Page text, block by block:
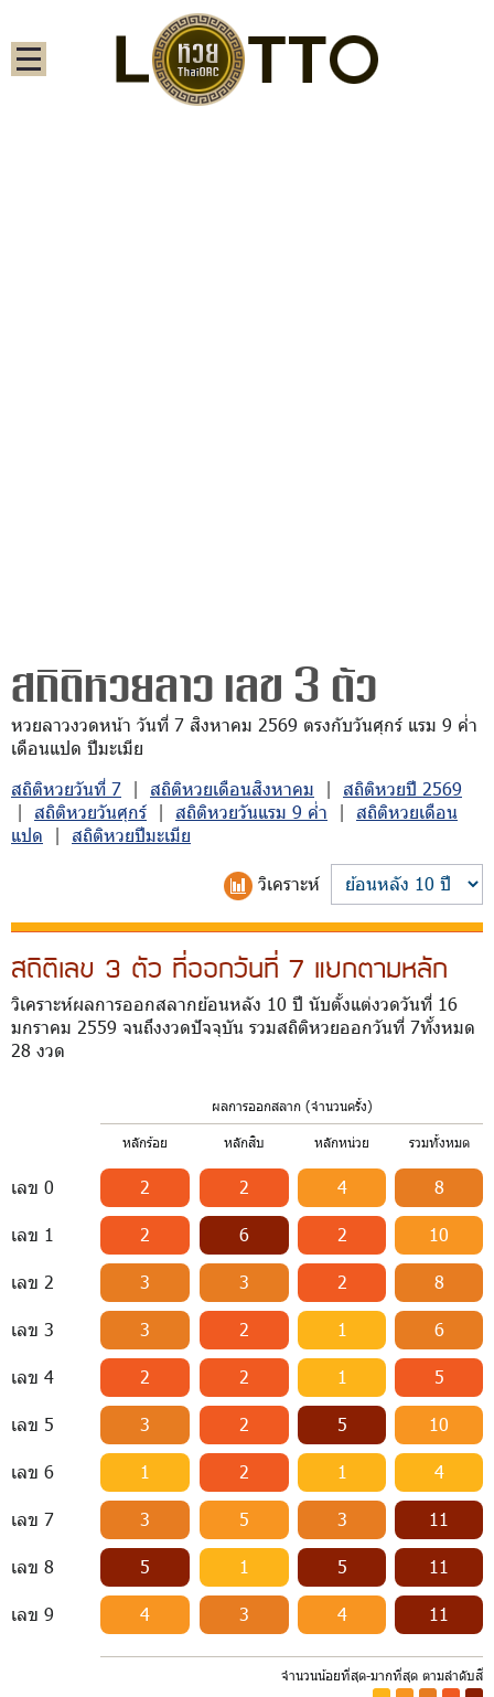
สถิติหวยลาว เลข 3 ตัว
หวยลาวงวดหน้า วันที่ 7 สิงหาคม 2569 ตรงกับวันศุกร์ แรม 9 ค่ำ
เดือนแปด ปีมะเมีย
สถิติหวยวันที่ 7 | สถิติหวยเดือนสิงหาคม | สถิติหวยปี 2569
| สถิติหวยวันศุกร์ | สถิติหวยวันแรม 9 ค่ำ | สถิติหวยเดือน
แปด | สถิติหวยปีมะเมีย
วิเคราะห์
สถิติเลข 3 ตัว ที่ออกวันที่ 7 แยกตามหลัก
วิเคราะห์ผลการออกสลากย้อนหลัง 10 ปี นับตั้งแต่งวดวันที่ 16
มกราคม 2559 จนถึงงวดปัจจุบัน รวมสถิติหวยออกวันที่ 7ทั้งหมด
28 งวด
ผลการออกสลาก (จำนวนครั้ง)
หลักร้อย หลักสิบ หลักหน่วย รวมทั้งหมด
เลข 0 2 2 4 8
เลข 1 2 6 2 10
เลข 2 3 3 2 8
เลข 3 3 2 1 6
เลข 4 2 2 1 5
เลข 5 3 2 5 10
เลข 6 1 2 1 4
เลข 7 3 5 3 11
เลข 8 5 1 5 11
เลข 9 4 3 4 11
จำนวนน้อยที่สุด-มากที่สุด ตามลำดับสี